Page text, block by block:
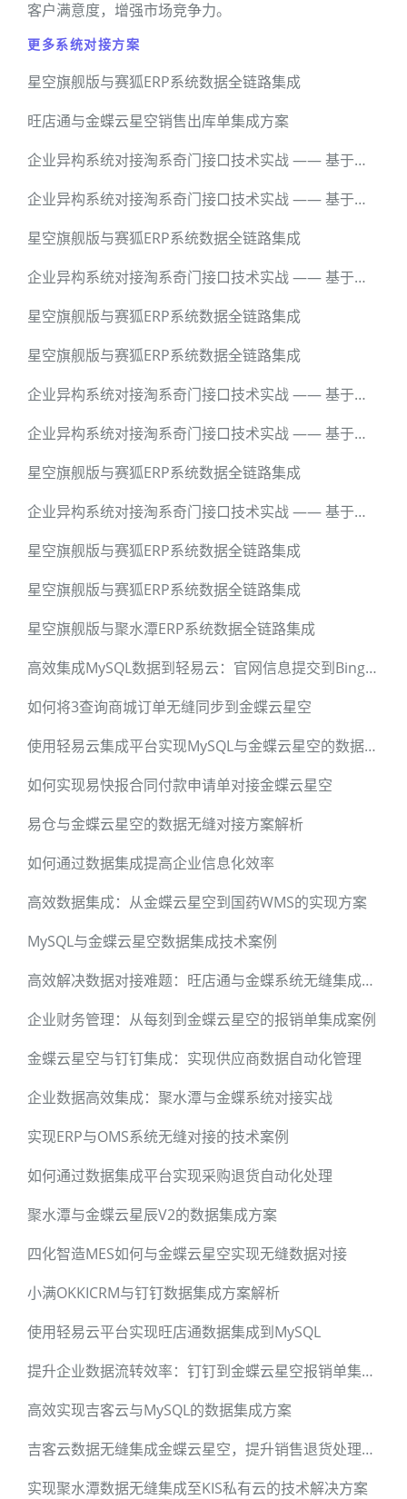
客户满意度，增强市场竞争力。
更多系统对接方案
星空旗舰版与赛狐ERP系统数据全链路集成
旺店通与金蝶云星空销售出库单集成方案
企业异构系统对接淘系奇门接口技术实战 —— 基于轻易云数据集成平台的全流程解密
企业异构系统对接淘系奇门接口技术实战 —— 基于轻易云数据集成平台的全流程解密
星空旗舰版与赛狐ERP系统数据全链路集成
企业异构系统对接淘系奇门接口技术实战 —— 基于轻易云数据集成平台的全流程解密
星空旗舰版与赛狐ERP系统数据全链路集成
星空旗舰版与赛狐ERP系统数据全链路集成
企业异构系统对接淘系奇门接口技术实战 —— 基于轻易云数据集成平台的全流程解密
企业异构系统对接淘系奇门接口技术实战 —— 基于轻易云数据集成平台的全流程解密
星空旗舰版与赛狐ERP系统数据全链路集成
企业异构系统对接淘系奇门接口技术实战 —— 基于轻易云数据集成平台的全流程解密
星空旗舰版与赛狐ERP系统数据全链路集成
星空旗舰版与赛狐ERP系统数据全链路集成
星空旗舰版与聚水潭ERP系统数据全链路集成
高效集成MySQL数据到轻易云：官网信息提交到Bing案例详解
如何将3查询商城订单无缝同步到金蝶云星空
使用轻易云集成平台实现MySQL与金蝶云星空的数据对接
如何实现易快报合同付款申请单对接金蝶云星空
易仓与金蝶云星空的数据无缝对接方案解析
如何通过数据集成提高企业信息化效率
高效数据集成：从金蝶云星空到国药WMS的实现方案
MySQL与金蝶云星空数据集成技术案例
高效解决数据对接难题：旺店通与金蝶系统无缝集成案例
企业财务管理：从每刻到金蝶云星空的报销单集成案例
金蝶云星空与钉钉集成：实现供应商数据自动化管理
企业数据高效集成：聚水潭与金蝶系统对接实战
实现ERP与OMS系统无缝对接的技术案例
如何通过数据集成平台实现采购退货自动化处理
聚水潭与金蝶云星辰V2的数据集成方案
四化智造MES如何与金蝶云星空实现无缝数据对接
小满OKKICRM与钉钉数据集成方案解析
使用轻易云平台实现旺店通数据集成到MySQL
提升企业数据流转效率：钉钉到金蝶云星空报销单集成方案
高效实现吉客云与MySQL的数据集成方案
吉客云数据无缝集成金蝶云星空，提升销售退货处理效率
实现聚水潭数据无缝集成至KIS私有云的技术解决方案